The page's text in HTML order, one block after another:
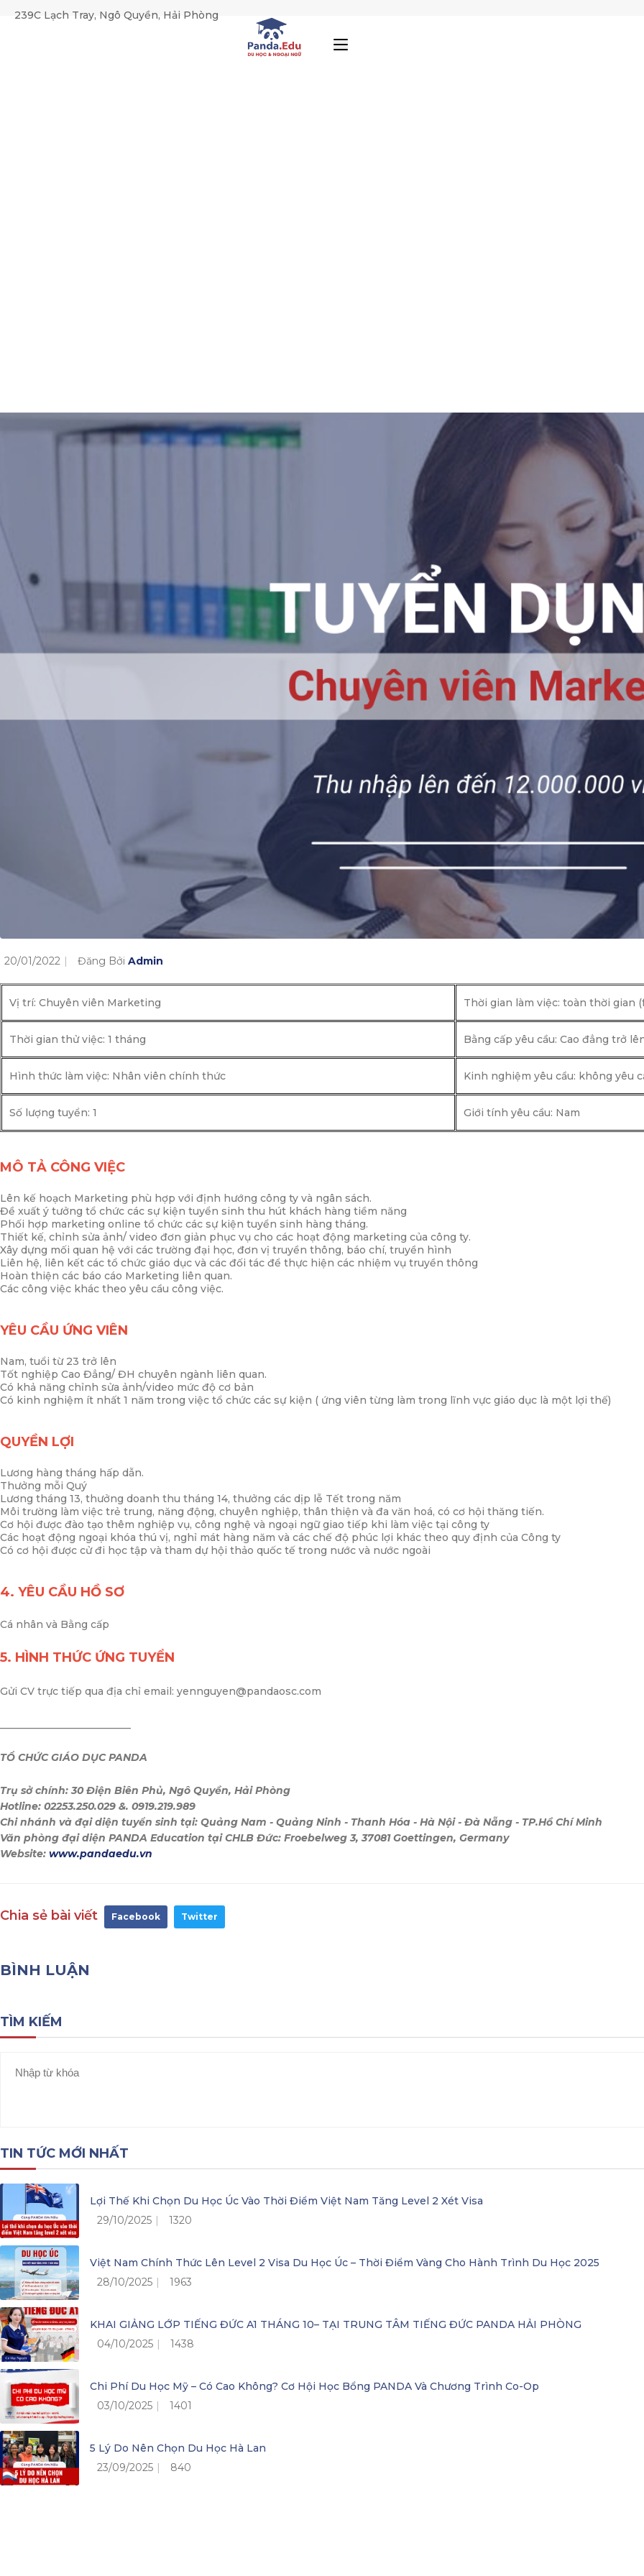
239C Lạch Tray, Ngô Quyền, Hải Phòng
20/01/2022 Đăng Bởi Admin
Vị trí: Chuyên viên Marketing Thời gian làm việc: toàn thời
Thời gian thử việc: 1 tháng Bằng cấp yêu cầu: Cao đẳng trở
Hình thức làm việc: Nhân viên chính thức Kinh nghiệm yêu cầu: không yêu
Số lượng tuyển: 1 Giới tính yêu cầu: Nam
MÔ TẢ CÔNG VIỆC
Lên kế hoạch Marketing phù hợp với định hướng công ty và ngân sách.
Đề xuất ý tưởng tổ chức các sự kiện tuyển sinh thu hút khách hàng tiềm năng
Phối hợp marketing online tổ chức các sự kiện tuyển sinh hàng tháng.
Thiết kế, chỉnh sửa ảnh/ video đơn giản phục vụ cho các hoạt động marketing của công ty.
Xây dựng mối quan hệ với các trường đại học, đơn vị truyền thông, báo chí, truyền hình
Liên hệ, liên kết các tổ chức giáo dục và các đối tác để thực hiện các nhiệm vụ truyền thông
Hoàn thiện các báo cáo Marketing liên quan.
Các công việc khác theo yêu cầu công việc.
YÊU CẦU ỨNG VIÊN
Nam, tuổi từ 23 trở lên
Tốt nghiệp Cao Đẳng/ ĐH chuyên ngành liên quan.
Có khả năng chỉnh sửa ảnh/video mức độ cơ bản
Có kinh nghiệm ít nhất 1 năm trong việc tổ chức các sự kiện ( ứng viên từng làm trong lĩnh vực giáo dục là một lợi thế)
QUYỀN LỢI
Lương hàng tháng hấp dẫn.
Thưởng mỗi Quý
Lương tháng 13, thưởng doanh thu tháng 14, thưởng các dịp lễ Tết trong năm
Môi trường làm việc trẻ trung, năng động, chuyên nghiệp, thân thiện và đa văn hoá, có cơ hội thăng tiến.
Cơ hội được đào tạo thêm nghiệp vụ, công nghệ và ngoại ngữ giao tiếp khi làm việc tại công ty
Các hoạt động ngoại khóa thú vị, nghỉ mát hàng năm và các chế độ phúc lợi khác theo quy định của Công ty
Có cơ hội được cử đi học tập và tham dự hội thảo quốc tế trong nước và nước ngoài
4. YÊU CẦU HỒ SƠ
Cá nhân và Bằng cấp
5. HÌNH THỨC ỨNG TUYỂN
Gửi CV trực tiếp qua địa chỉ email: yennguyen@pandaosc.com
TỔ CHỨC GIÁO DỤC PANDA
Trụ sở chính: 30 Điện Biên Phủ, Ngô Quyền, Hải Phòng
Hotline: 02253.250.029 &. 0919.219.989
Chi nhánh và đại diện tuyển sinh tại: Quảng Nam - Quảng Ninh - Thanh Hóa - Hà Nội - Đà Nẵng - TP.Hồ Chí Minh
Văn phòng đại diện PANDA Education tại CHLB Đức: Froebelweg 3, 37081 Goettingen, Germany
Website: www.pandaedu.vn
Chia sẻ bài viết Facebook Twitter
BÌNH LUẬN
TÌM KIẾM
TIN TỨC MỚI NHẤT
Lợi Thế Khi Chọn Du Học Úc Vào Thời Điểm Việt Nam Tăng Level 2 Xét Visa
29/10/2025
1320
Việt Nam Chính Thức Lên Level 2 Visa Du Học Úc – Thời Điểm Vàng Cho Hành Trình Du Học 2025
28/10/2025
1963
KHAI GIẢNG LỚP TIẾNG ĐỨC A1 THÁNG 10– TẠI TRUNG TÂM TIẾNG ĐỨC PANDA HẢI PHÒNG
04/10/2025
1438
Chi Phí Du Học Mỹ – Có Cao Không? Cơ Hội Học Bổng PANDA Và Chương Trình Co-Op
03/10/2025
1401
5 Lý Do Nên Chọn Du Học Hà Lan
23/09/2025
840